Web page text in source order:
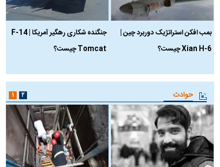
بمب افکن استراتژیک دوربرد چین |
Xian H-6 چیست؟
جنگنده شکاری رهگیر آمریکا | F-14
Tomcat چیست؟
حوادث ۱ ۲